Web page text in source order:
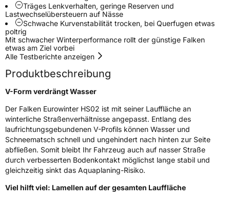
EffizienzC
NasshaftungB
Rollgeräusch (Klasse)
Rollgeräusch (dB) 70
FahrzeugklasseC1
3PMSF / Schneeflockensymbol / Alpine-SymbolJa
EPREL ID1197686
Allgemeine Produktsicherheit (GPSR)
Herstellerkontakt
Falken Tyre Europe GmbH, Berliner Strasse
74-76 63065 Offenbach am Main
Träges Lenkverhalten, geringe Reserven und
Lastwechselübersteuern auf Nässe
Schwache Kurvenstabilität trocken, bei Querfugen etwas
poltrig
Mit schwacher Winterperformance rollt der günstige Falken
etwas am Ziel vorbei
Alle Testberichte anzeigen
Produktbeschreibung
V-Form verdrängt Wasser
Der Falken Eurowinter HS02 ist mit seiner Lauffläche an
winterliche Straßenverhältnisse angepasst. Entlang des
laufrichtungsgebundenen V-Profils können Wasser und
Schneematsch schnell und ungehindert nach hinten zur Seite
abfließen. Somit bleibt Ihr Fahrzeug auch auf nasser Straße
durch verbesserten Bodenkontakt möglichst lange stabil und
gleichzeitig sinkt das Aquaplaning-Risiko.
Viel hilft viel: Lamellen auf der gesamten Lauffläche